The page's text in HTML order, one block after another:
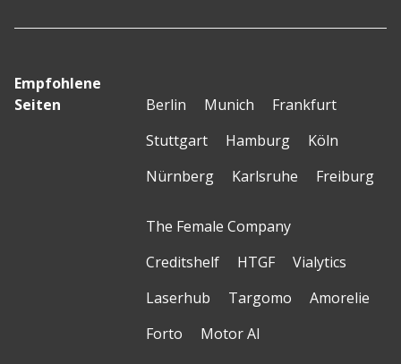
Empfohlene
Seiten
Berlin Munich
Frankfurt
Stuttgart
Hamburg
Köln
Nürnberg
Karlsruhe Freiburg
The Female Company
Creditshelf
HTGF
Vialytics
Laserhub
Targomo
Amorelie
Forto
Motor AI